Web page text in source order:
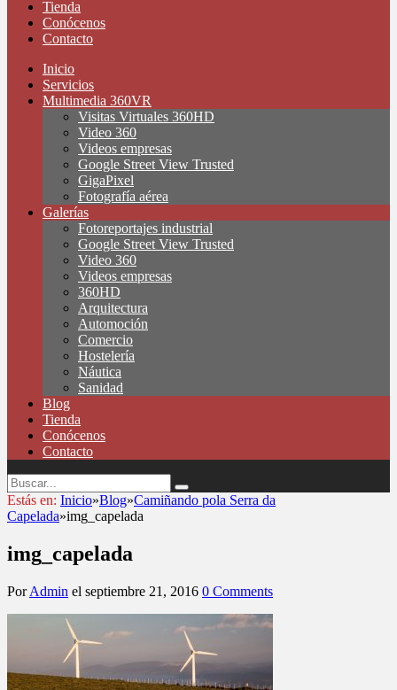
Tienda
Conócenos
Contacto
Inicio
Servicios
Multimedia 360VR
Visitas Virtuales 360HD
Video 360
Videos empresas
Google Street View Trusted
GigaPixel
Fotografía aérea
Galerías
Fotoreportajes industrial
Google Street View Trusted
Video 360
Videos empresas
360HD
Arquitectura
Automoción
Comercio
Hostelería
Náutica
Sanidad
Blog
Tienda
Conócenos
Contacto
Estás en: Inicio»Blog»Camiñando pola Serra da
Capelada»img_capelada
img_capelada
PorAdmin el septiembre 21, 2016 0 Comments